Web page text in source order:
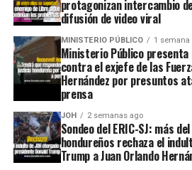
protagonizan intercambio
difusión de video viral
MINISTERIO PÚBLICO 1 semana
Ministerio Público
contra el exjefe de las
Hernández por presuntos
prensa
JOH 2 semanas ago
Sondeo del ERIC-SJ: más
hondureños rechaza el
Trump a Juan Orlando